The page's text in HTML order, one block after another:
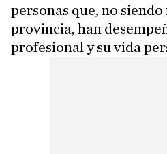
personas que, no siendo
provincia, han
profesional y su vida